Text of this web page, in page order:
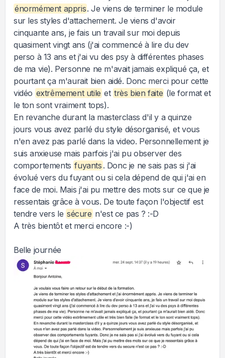
énormément appris. Je viens de terminer le module
sur les styles d'attachement. Je viens d'avoir
cinquante ans, je fais un travail sur moi depuis
quasiment vingt ans (j'ai commencé à lire du dev
perso à 13 ans et j'ai vu des psy à différentes phases
de ma vie). Personne ne m'avait jamais expliqué ça, et
pourtant ça m'aurait bien aidé. Donc merci pour cette
vidéo extrêmement utile et très bien faite (le format et
le ton sont vraiment tops).
En revanche durant la masterclass d'il y a quinze
jours vous avez parlé du style désorganisé, et vous
n'en avez pas parlé dans la video. Personnellement je
suis anxieuse mais parfois j'ai pu observer des
comportements fuyants . Donc je ne sais pas si j'ai
évolué vers du fuyant ou si cela dépend de qui j'ai en
face de moi. Mais j'ai pu mettre des mots sur ce que je
ressentais grâce à vous. De toute façon l'objectif est
tendre vers le sécure n'est ce pas ? :-D
A très bientôt et merci encore :-)
Belle journée